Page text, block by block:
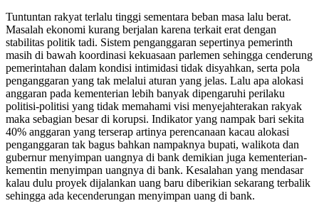
Tuntuntan rakyat terlalu tinggi sementara beban masa lalu berat.
Masalah ekonomi kurang berjalan karena terkait erat dengan
stabilitas politik tadi. Sistem penganggaran sepertinya pemerinth
masih di bawah koordinasi kekuasaan parlemen sehingga cenderung
pemerintahan dalam kondisi intimidasi tidak disyahkan, serta pola
penganggaran yang tak melalui aturan yang jelas. Lalu apa alokasi
anggaran pada kementerian lebih banyak dipengaruhi perilaku
politisi-politisi yang tidak memahami visi menyejahterakan rakyak
maka sebagian besar di korupsi. Indikator yang nampak bari sekita
40% anggaran yang terserap artinya perencanaan kacau alokasi
penganggaran tak bagus bahkan nampaknya bupati, walikota dan
gubernur menyimpan uangnya di bank demikian juga kementerian-
kementin menyimpan uangnya di bank. Kesalahan yang mendasar
kalau dulu proyek dijalankan uang baru diberikian sekarang terbalik
sehingga ada kecenderungan menyimpan uang di bank.